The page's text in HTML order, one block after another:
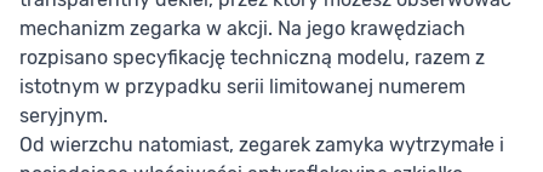
mechanizm zegarka w akcji. Na jego krawędziach
rozpisano specyfikację techniczną modelu, razem z
istotnym w przypadku serii limitowanej numerem
seryjnym.
Od wierzchu natomiast, zegarek zamyka wytrzymałe i